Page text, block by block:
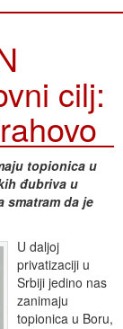
cilj:
topionica u
đubriva u
smatram da je
U daljoj
privatizaciji u
Srbiji jedino nas
zanimaju
topionica u Boru,